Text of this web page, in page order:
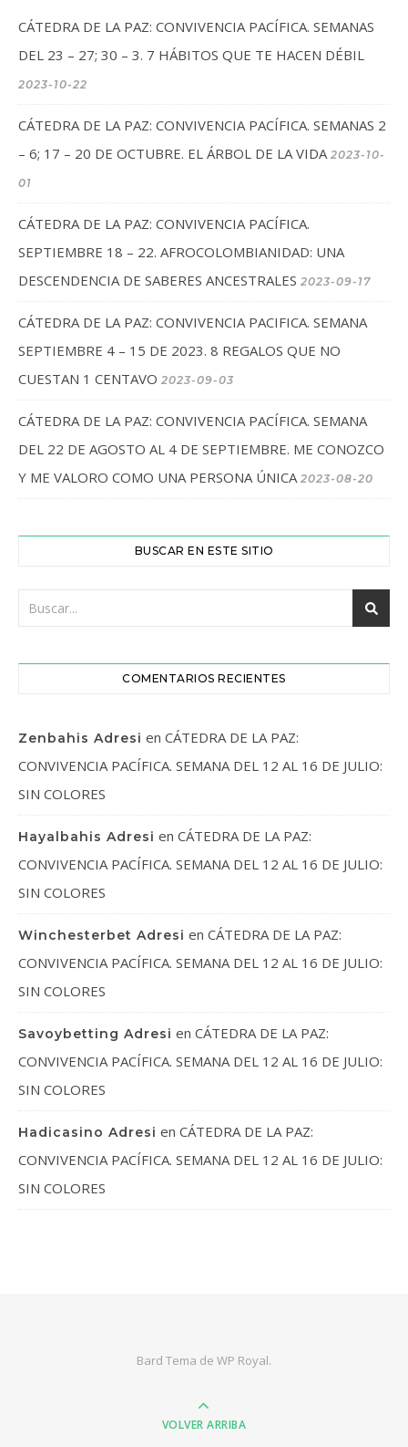
CÁTEDRA DE LA PAZ: CONVIVENCIA PACÍFICA. SEMANAS
DEL 23 – 27; 30 – 3. 7 HÁBITOS QUE TE HACEN DÉBIL
2023-10-22
CÁTEDRA DE LA PAZ: CONVIVENCIA PACÍFICA. SEMANAS 2
– 6; 17 – 20 DE OCTUBRE. EL ÁRBOL DE LA VIDA 2023-10-
01
CÁTEDRA DE LA PAZ: CONVIVENCIA PACÍFICA.
SEPTIEMBRE 18 – 22. AFROCOLOMBIANIDAD: UNA
DESCENDENCIA DE SABERES ANCESTRALES 2023-09-17
CÁTEDRA DE LA PAZ: CONVIVENCIA PACIFICA. SEMANA
SEPTIEMBRE 4 – 15 DE 2023. 8 REGALOS QUE NO
CUESTAN 1 CENTAVO 2023-09-03
CÁTEDRA DE LA PAZ: CONVIVENCIA PACÍFICA. SEMANA
DEL 22 DE AGOSTO AL 4 DE SEPTIEMBRE. ME CONOZCO
Y ME VALORO COMO UNA PERSONA ÚNICA 2023-08-20
BUSCAR EN ESTE SITIO
COMENTARIOS RECIENTES
Zenbahis Adresi en CÁTEDRA DE LA PAZ:
CONVIVENCIA PACÍFICA. SEMANA DEL 12 AL 16 DE JULIO:
SIN COLORES
Hayalbahis Adresi en CÁTEDRA DE LA PAZ:
CONVIVENCIA PACÍFICA. SEMANA DEL 12 AL 16 DE JULIO:
SIN COLORES
Winchesterbet Adresi en CÁTEDRA DE LA PAZ:
CONVIVENCIA PACÍFICA. SEMANA DEL 12 AL 16 DE JULIO:
SIN COLORES
Savoybetting Adresi en CÁTEDRA DE LA PAZ:
CONVIVENCIA PACÍFICA. SEMANA DEL 12 AL 16 DE JULIO:
SIN COLORES
Hadicasino Adresi en CÁTEDRA DE LA PAZ:
CONVIVENCIA PACÍFICA. SEMANA DEL 12 AL 16 DE JULIO:
SIN COLORES
Bard Tema de WP Royal.
VOLVER ARRIBA